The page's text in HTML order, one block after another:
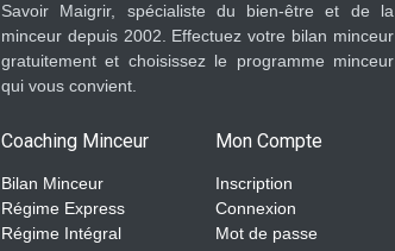
Savoir Maigrir, spécialiste du bien-être et de la
minceur depuis 2002. Effectuez votre bilan minceur
gratuitement et choisissez le programme minceur
qui vous convient.
Coaching Minceur
Bilan Minceur
Régime Express
Régime Intégral
Mon Compte
Inscription
Connexion
Mot de passe